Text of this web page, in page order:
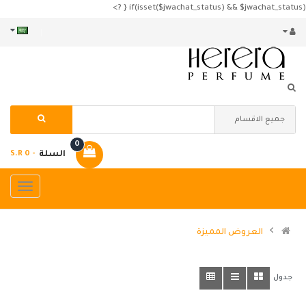
if(isset($jwachat_status) && $jwachat_status) { ?>
السلة
0
- S.R 0
العروض المميزة
جدول